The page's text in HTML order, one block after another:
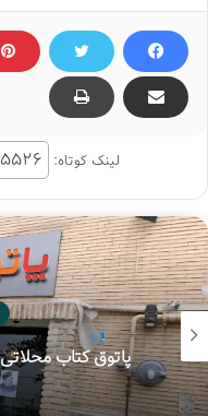
نویسنده به سراغ
ماجرای جنگ جهانی کبیر
صحنه‌هایی که روح و ذهن
داشتن مخاطب در جایی بین
تومان روانه بازار نشر
زلزله ده ریشتری
لینک کوتاه:
پاتوق کتاب محلاتی قربانی